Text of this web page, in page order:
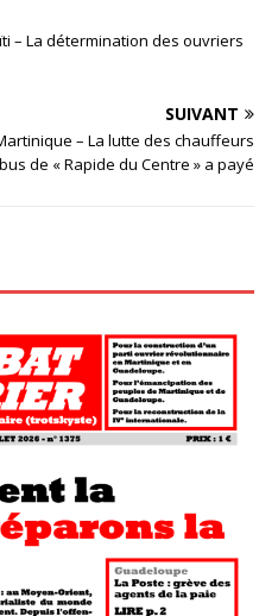
– La détermination des ouvriers
SUIVANT
– La lutte des chauffeurs
de « Rapide du Centre » a payé